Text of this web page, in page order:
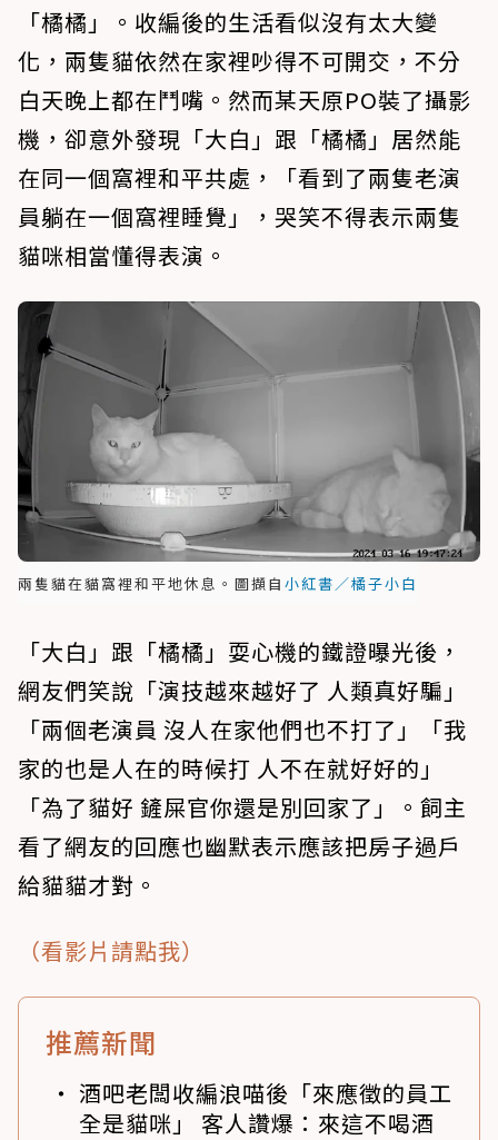
「橘橘」。收編後的生活看似沒有太大變
化，兩隻貓依然在家裡吵得不可開交，不分
白天晚上都在鬥嘴。然而某天原PO裝了攝影
機，卻意外發現「大白」跟「橘橘」居然能
在同一個窩裡和平共處，「看到了兩隻老演
員躺在一個窩裡睡覺」，哭笑不得表示兩隻
貓咪相當懂得表演。
兩隻貓在貓窩裡和平地休息。圖擷自 小紅書／橘子小白
「大白」跟「橘橘」耍心機的鐵證曝光後，
網友們笑說「演技越來越好了 人類真好騙」
「兩個老演員 沒人在家他們也不打了」「我
家的也是人在的時候打 人不在就好好的」
「為了貓好 鏟屎官你還是別回家了」。飼主
看了網友的回應也幽默表示應該把房子過戶
給貓貓才對。
（看影片請點我）
推薦新聞
酒吧老闆收編浪喵後「來應徵的員工
全是貓咪」 客人讚爆：來這不喝酒